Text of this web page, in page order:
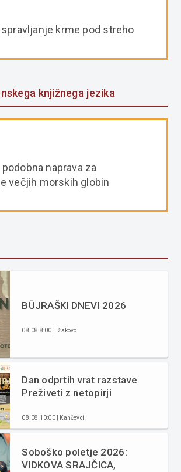
krme pod streho
knjižnega jezika
naprava za
večjih morskih globin
BÜJRAŠKI DNEVI 2026
08.08 8:00 | Ižakovci
Dan odprtih vrat razstave
Preživeti z netopirji
08.08 10:00 | Kančevci
Soboško poletje 2026:
VIDKOVA SRAJČICA,